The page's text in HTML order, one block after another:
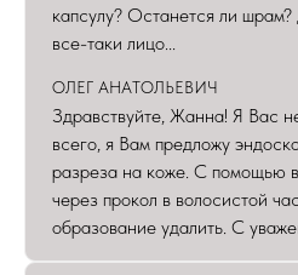
капсулу? Останется ли
все-таки лицо...
ОЛЕГ АНАТОЛЬЕВИЧ
Здравствуйте, Жанна! Я Вас
всего, я Вам предложу
разреза на коже. С помощью
через прокол в волосистой
образование удалить. С